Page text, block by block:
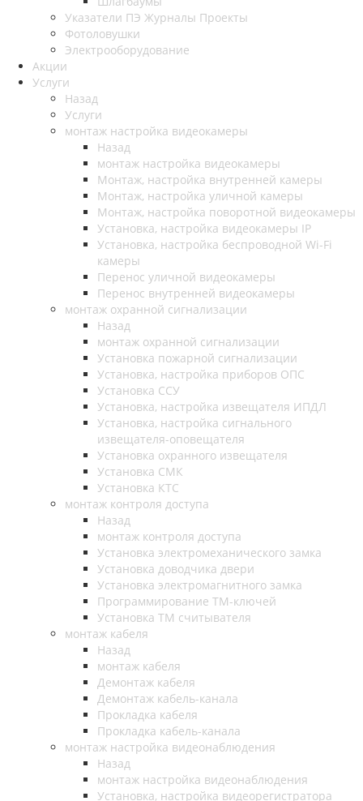
Указатели ПЭ Журналы Проекты
Фотоловушки
Электрооборудование
Акции
Услуги
Назад
Услуги
монтаж настройка видеокамеры
Назад
монтаж настройка видеокамеры
Монтаж, настройка внутренней камеры
Монтаж, настройка уличной камеры
Монтаж, настройка поворотной видеокамеры
Установка, настройка видеокамеры IP
Установка, настройка беспроводной Wi-Fi
камеры
Перенос уличной видеокамеры
Перенос внутренней видеокамеры
монтаж охранной сигнализации
Назад
монтаж охранной сигнализации
Установка пожарной сигнализации
Установка, настройка приборов ОПС
Установка ССУ
Установка, настройка извещателя ИПДЛ
Установка, настройка сигнального
извещателя-оповещателя
Установка охранного извещателя
Установка СМК
Установка КТС
монтаж контроля доступа
Назад
монтаж контроля доступа
Установка электромеханического замка
Установка доводчика двери
Установка электромагнитного замка
Программирование ТМ-ключей
Установка ТМ считывателя
монтаж кабеля
Назад
монтаж кабеля
Демонтаж кабеля
Демонтаж кабель-канала
Прокладка кабеля
Прокладка кабель-канала
монтаж настройка видеонаблюдения
Назад
монтаж настройка видеонаблюдения
Установка, настройка видеорегистратора